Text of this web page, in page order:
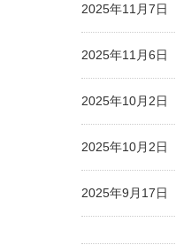
2025年11月7日
2025年11月6日
2025年10月2日
2025年10月2日
2025年9月17日